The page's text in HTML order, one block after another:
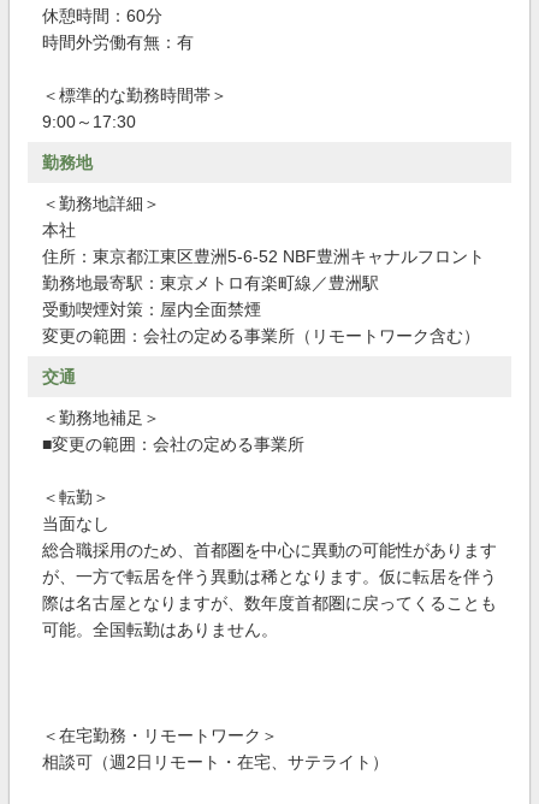
休憩時間：60分
時間外労働有無：有
＜標準的な勤務時間帯＞
9:00～17:30
勤務地
＜勤務地詳細＞
本社
住所：東京都江東区豊洲5-6-52 NBF豊洲キャナルフロント
勤務地最寄駅：東京メトロ有楽町線／豊洲駅
受動喫煙対策：屋内全面禁煙
変更の範囲：会社の定める事業所（リモートワーク含む）
交通
＜勤務地補足＞
■変更の範囲：会社の定める事業所
＜転勤＞
当面なし
総合職採用のため、首都圏を中心に異動の可能性があります
が、一方で転居を伴う異動は稀となります。仮に転居を伴う
際は名古屋となりますが、数年度首都圏に戻ってくることも
可能。全国転勤はありません。
＜在宅勤務・リモートワーク＞
相談可（週2日リモート・在宅、サテライト）